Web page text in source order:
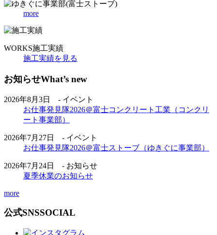
more
WORKS施工実績
施工実績を見る
お知らせWhat’s new
2026年8月3日 - イベント
お仕事発見隊2026＠富士コンクリート工業（コンクリ
ート事業部）
2026年7月27日 - イベント
お仕事発見隊2026＠富士ストーブ（ゆきぐに事業部）
2026年7月24日 - お知らせ
夏季休業のお知らせ
more
公式SNSSOCIAL